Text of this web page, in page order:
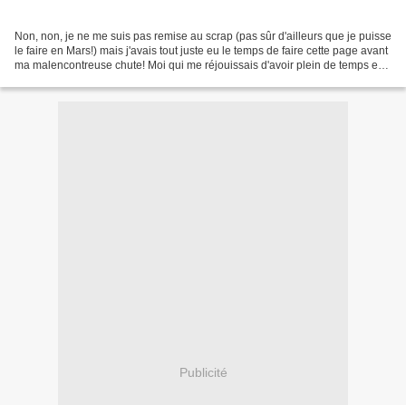
Non, non, je ne me suis pas remise au scrap (pas sûr d'ailleurs que je puisse
le faire en Mars!) mais j'avais tout juste eu le temps de faire cette page avant
ma malencontreuse chute! Moi qui me réjouissais d'avoir plein de temps en
Publicité